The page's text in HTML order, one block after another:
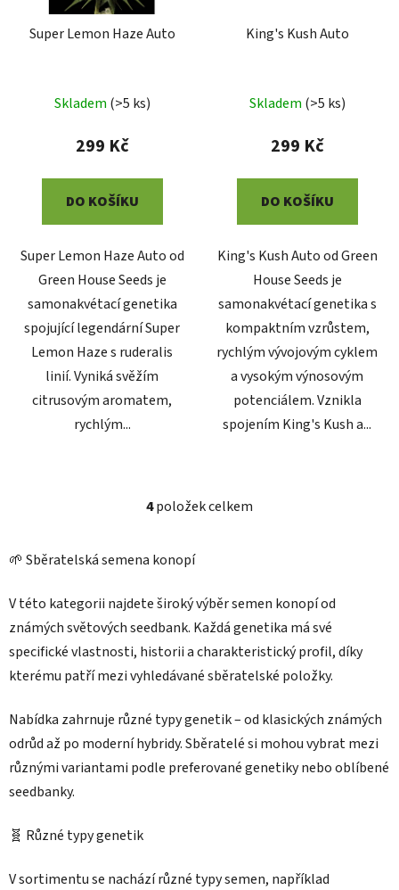
Super Lemon Haze Auto
Skladem (>5 ks)
299 Kč
DO KOŠÍKU
Super Lemon Haze Auto od
Green House Seeds je
samonakvétací genetika
spojující legendární Super
Lemon Haze s ruderalis
linií. Vyniká svěžím
citrusovým aromatem,
rychlým...
King's Kush Auto
Skladem (>5 ks)
299 Kč
DO KOŠÍKU
King's Kush Auto od Green
House Seeds je
samonakvétací genetika s
kompaktním vzrůstem,
rychlým vývojovým cyklem
a vysokým výnosovým
potenciálem. Vznikla
spojením King's Kush a...
O
d
a
c
í
p
k
y
v
4položek celkem
🌱 Sběratelská semena konopí
V této kategorii najdete široký výběr semen konopí od
známých světových seedbank. Každá genetika má své
specifické vlastnosti, historii a charakteristický profil, díky
kterému patří mezi vyhledávané sběratelské položky.
Nabídka zahrnuje různé typy genetik – od klasických známých
odrůd až po moderní hybridy. Sběratelé si mohou vybrat mezi
různými variantami podle preferované genetiky nebo oblíbené
seedbanky.
🧬 Různé typy genetik
V sortimentu se nachází různé typy semen, například